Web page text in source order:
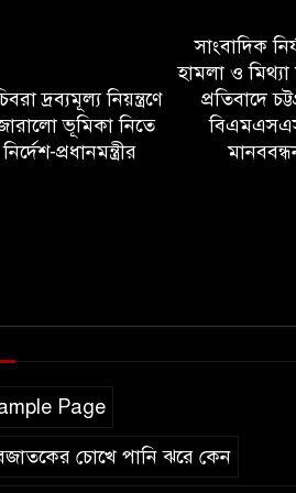
দ্রব্যমূল্য নিয়ন্ত্রণে
ভূমিকা নিতে
নির্দেশ-প্রধানমন্ত্রীর
সাংবাদিক
হামলা ও
প্রতিবাদে
Page
চোখে পানি ঝরে কেন